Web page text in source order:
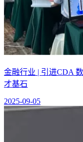
金融行业 | 引进CDA
才基石
2025-09-05